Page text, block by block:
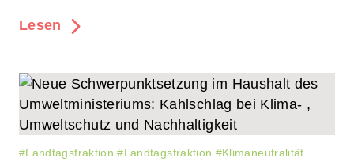
Lesen
#Landtagsfraktion #Landtagsfraktion #Klimaneutralität